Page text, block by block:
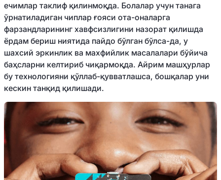
ечимлар таклиф қилинмоқда. Болалар учун танага
ўрнатиладиган чиплар ғояси ота-оналарга
фарзандларининг хавфсизлигини назорат қилишда
ёрдам бериш ниятида пайдо бўлган бўлса-да, у
шахсий эркинлик ва махфийлик масалалари бўйича
баҳсларни келтириб чиқармоқда. Айрим машҳурлар
бу технологияни қўллаб-қувватлашса, бошқалар уни
кескин танқид қилишади.